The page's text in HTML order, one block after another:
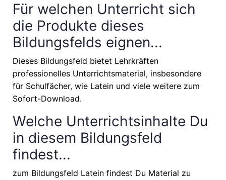
Für welchen Unterricht sich
die Produkte dieses
Bildungsfelds eignen...
Dieses Bildungsfeld bietet Lehrkräften
professionelles Unterrichtsmaterial, insbesondere
für Schulfächer, wie Latein und viele weitere zum
Sofort-Download.
Welche Unterrichtsinhalte Du
in diesem Bildungsfeld
findest...
zum Bildungsfeld Latein findest Du Material zu